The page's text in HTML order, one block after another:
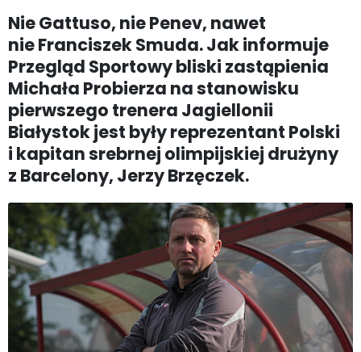
Nie Gattuso, nie Penev, nawet
nie Franciszek Smuda. Jak informuje
Przegląd Sportowy bliski zastąpienia
Michała Probierza na stanowisku
pierwszego trenera Jagiellonii
Białystok jest były reprezentant Polski
i kapitan srebrnej olimpijskiej drużyny
z Barcelony, Jerzy Brzęczek.